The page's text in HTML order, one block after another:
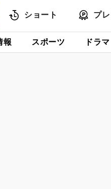
ショート プ
報 スポーツ ドラマ